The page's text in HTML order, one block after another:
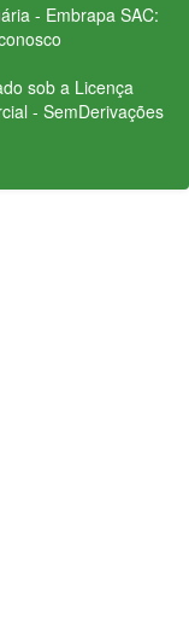
- Embrapa SAC:
sob a Licença
- SemDerivações